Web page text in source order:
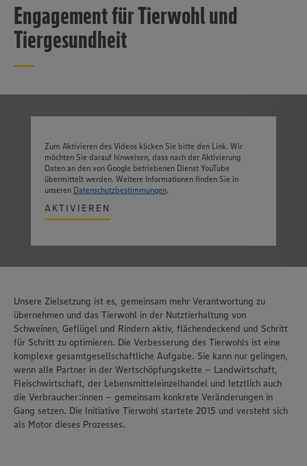
Engagement für Tierwohl und
Tiergesundheit
Zum Aktivieren des Videos klicken Sie bitte den Link. Wir
möchten Sie darauf hinweisen, dass nach der Aktivierung
Daten an den von Google betriebenen Dienst YouTube
übermittelt werden. Weitere Informationen finden Sie in
unseren Datenschutzbestimmungen.
AKTIVIEREN
Unsere Zielsetzung ist es, gemeinsam mehr Verantwortung zu
übernehmen und das Tierwohl in der Nutztierhaltung von
Schweinen, Geflügel und Rindern aktiv, flächendeckend und Schritt
für Schritt zu optimieren. Die Verbesserung des Tierwohls ist eine
komplexe gesamtgesellschaftliche Aufgabe. Sie kann nur gelingen,
wenn alle Partner in der Wertschöpfungskette – Landwirtschaft,
Fleischwirtschaft, der Lebensmitteleinzelhandel und letztlich auch
die Verbraucher:innen – gemeinsam konkrete Veränderungen in
Gang setzen. Die Initiative Tierwohl startete 2015 und versteht sich
als Motor dieses Prozesses.